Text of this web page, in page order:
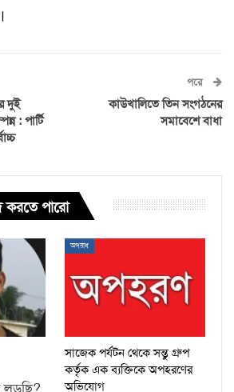
দুই
: পার্টি
পরে
কাউখালিতে তিন সংগঠনের
সমাবেশে বাধা
করতে পারো
অপরাধ
সাজেক পর্যটন থেকে সন্তু গ্রুপ
কর্তৃক এক ব্যক্তিকে অপহরণের
অভিযোগ